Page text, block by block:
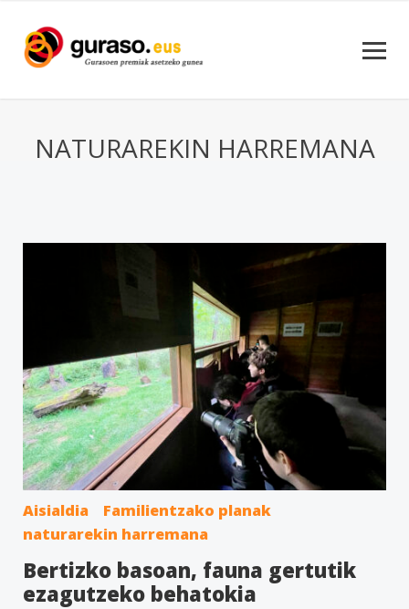
NATURAREKIN HARREMANA
Aisialdia
Familientzako planak
naturarekin harremana
Bertizko basoan, fauna gertutik
ezagutzeko behatokia